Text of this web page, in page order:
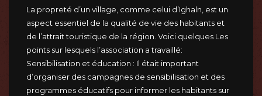
La propreté d’un village, comme celui d’Ighaln, est un
aspect essentiel de la qualité de vie des habitants et
de l’attrait touristique de la région. Voici quelques Les
points sur lesquels l’association a travaillé:
Sensibilisation et éducation : Il était important
d’organiser des campagnes de sensibilisation et des
programmes éducatifs pour informer les habitants sur